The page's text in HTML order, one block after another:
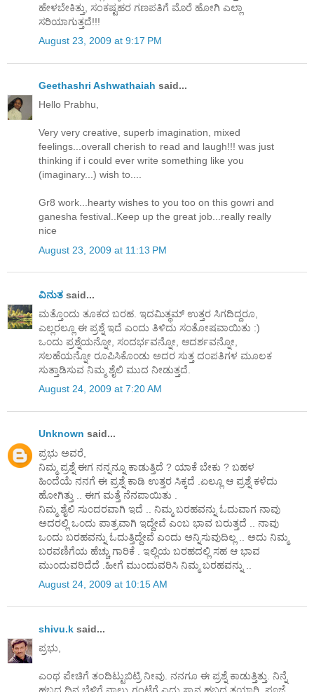
ಹೇಳಬೇಕಿತ್ತು, ಸಂಕಷ್ಟಹರ ಗಣಪತಿಗೆ ಮೊರೆ ಹೋಗಿ ಎಲ್ಲಾ
ಸರಿಯಾಗುತ್ತದೆ!!!
August 23, 2009 at 9:17 PM
Geethashri Ashwathaiah said...
Hello Prabhu,
Very very creative, superb imagination, mixed
feelings...overall cherish to read and laugh!!! was just
thinking if i could ever write something like you
(imaginary...) wish to....
Gr8 work...hearty wishes to you too on this gowri and
ganesha festival..Keep up the great job...really really
nice
August 23, 2009 at 11:13 PM
ವಿನುತ said...
ಮತ್ತೊ೦ದು ತೂಕದ ಬರಹ. ಇದಮಿತ್ಥಮ್ ಉತ್ತರ ಸಿಗದಿದ್ದರೂ,
ಎಲ್ಲರಲ್ಲೂ ಈ ಪ್ರಶ್ನೆ ಇದೆ ಎ೦ದು ತಿಳಿದು ಸ೦ತೋಷವಾಯಿತು :)
ಒ೦ದು ಪ್ರಶ್ನೆಯನ್ನೋ, ಸ೦ದರ್ಭವನ್ನೋ, ಆದರ್ಶವನ್ನೋ,
ಸಲಹೆಯನ್ನೋ ರೂಪಿಸಿಕೊ೦ಡು ಅದರ ಸುತ್ತ ದ೦ಪತಿಗಳ ಮೂಲಕ
ಸುತ್ತಾಡಿಸುವ ನಿಮ್ಮ ಶೈಲಿ ಮುದ ನೀಡುತ್ತದೆ.
August 24, 2009 at 7:20 AM
Unknown said...
ಪ್ರಭು ಅವರೆ,
ನಿಮ್ಮ ಪ್ರಶ್ನೆ ಈಗ ನನ್ನನ್ನೂ ಕಾಡುತ್ತಿದೆ ? ಯಾಕೆ ಬೇಕು ? ಬಹಳ
ಹಿ೦ದೆಯೆ ನನಗೆ ಈ ಪ್ರಶ್ನೆ ಕಾಡಿ ಉತ್ತರ ಸಿಕ್ಕದೆ .ಏಲ್ಲೂ ಆ ಪ್ರಶ್ನೆ ಕಳೆದು
ಹೋಗಿತ್ತು .. ಈಗ ಮತ್ತೆ ನೆನಪಾಯಿತು .
ನಿಮ್ಮ ಶೈಲಿ ಸು೦ದರವಾಗಿ ಇದೆ .. ನಿಮ್ಮ ಬರಹವನ್ನು ಓದುವಾಗ ನಾವು
ಅದರಲ್ಲಿ ಒ೦ದು ಪಾತ್ರವಾಗಿ ಇದ್ದೇವೆ ಎ೦ಬ ಭಾವ ಬರುತ್ತದೆ .. ನಾವು
ಒ೦ದು ಬರಹವನ್ನು ಓದುತ್ತಿದ್ದೇವೆ ಎ೦ದು ಅನ್ನಿಸುವುದಿಲ್ಲ .. ಅದು ನಿಮ್ಮ
ಬರವಣಿಗೆಯ ಹೆಚ್ಚು ಗಾರಿಕೆ . ಇಲ್ಲಿಯ ಬರಹದಲ್ಲಿ ಸಹ ಆ ಭಾವ
ಮು೦ದುವರಿದೆದೆ .ಹೀಗೆ ಮು೦ದುವರಿಸಿ ನಿಮ್ಮ ಬರಹವನ್ನು ..
August 24, 2009 at 10:15 AM
shivu.k said...
ಪ್ರಭು,
ಎಂಥ ಪೇಚಿಗೆ ತಂದಿಟ್ಟುಬಿಟ್ರಿ ನೀವು. ನನಗೂ ಈ ಪ್ರಶ್ನೆ ಕಾಡುತ್ತಿತ್ತು. ನಿನ್ನೆ